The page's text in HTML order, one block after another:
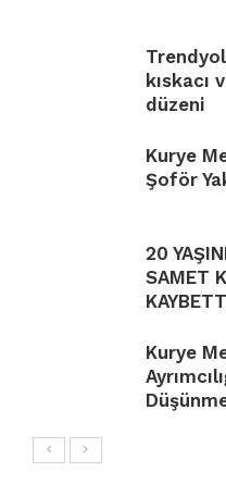
kıskacı
düzeni
Kurye
Şoför
20
SAMET
Kurye